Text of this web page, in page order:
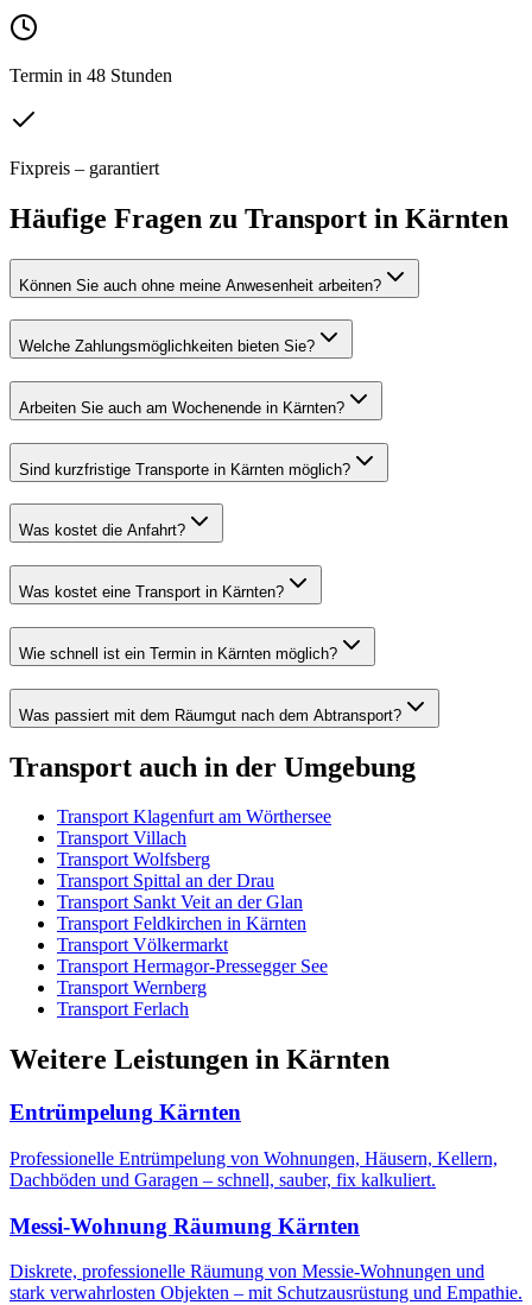
Termin in 48 Stunden
Fixpreis – garantiert
Häufige Fragen zu Transport in Kärnten
Können Sie auch ohne meine Anwesenheit arbeiten?
Welche Zahlungsmöglichkeiten bieten Sie?
Arbeiten Sie auch am Wochenende in Kärnten?
Sind kurzfristige Transporte in Kärnten möglich?
Was kostet die Anfahrt?
Was kostet eine Transport in Kärnten?
Wie schnell ist ein Termin in Kärnten möglich?
Was passiert mit dem Räumgut nach dem Abtransport?
Transport auch in der Umgebung
Transport Klagenfurt am Wörthersee
Transport Villach
Transport Wolfsberg
Transport Spittal an der Drau
Transport Sankt Veit an der Glan
Transport Feldkirchen in Kärnten
Transport Völkermarkt
Transport Hermagor-Pressegger See
Transport Wernberg
Transport Ferlach
Weitere Leistungen in Kärnten
Entrümpelung Kärnten
Professionelle Entrümpelung von Wohnungen, Häusern, Kellern,
Dachböden und Garagen – schnell, sauber, fix kalkuliert.
Messi-Wohnung Räumung Kärnten
Diskrete, professionelle Räumung von Messie-Wohnungen und
stark verwahrlosten Objekten – mit Schutzausrüstung und Empathie.